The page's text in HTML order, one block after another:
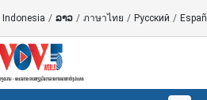
Indonesia / ລາວ / ภาษาไทย / Русский /